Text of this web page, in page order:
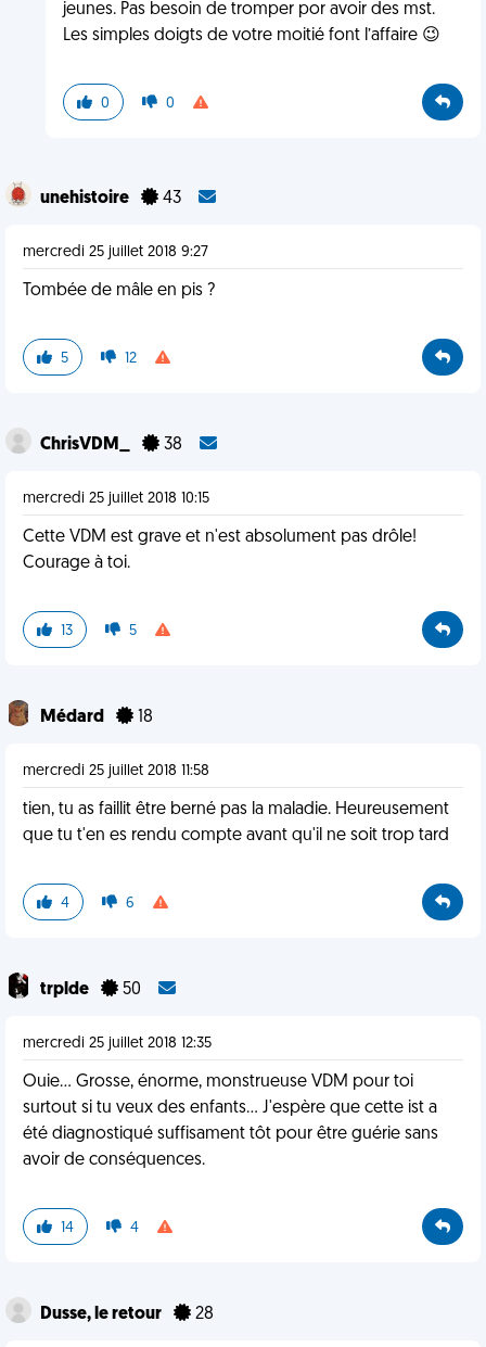
jeunes. Pas besoin de tromper por avoir des mst.
Les simples doigts de votre moitié font l’affaire 😉
0 0
unehistoire 43
mercredi 25 juillet 2018 9:27
Tombée de mâle en pis ?
5 12
ChrisVDM_ 38
mercredi 25 juillet 2018 10:15
Cette VDM est grave et n'est absolument pas drôle!
Courage à toi.
13 5
Médard 18
mercredi 25 juillet 2018 11:58
tien, tu as faillit être berné pas la maladie. Heureusement
que tu t'en es rendu compte avant qu'il ne soit trop tard
4 6
trplde 50
mercredi 25 juillet 2018 12:35
Ouie... Grosse, énorme, monstrueuse VDM pour toi
surtout si tu veux des enfants... J'espère que cette ist a
été diagnostiqué suffisament tôt pour être guérie sans
avoir de conséquences.
14 4
Dusse, le retour 28